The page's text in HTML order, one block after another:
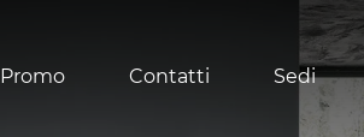
Promo Contatti Sedi